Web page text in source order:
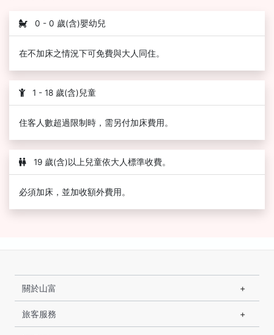
0 - 0 歲(含)嬰幼兒
在不加床之情況下可免費與大人同住。
1 - 18 歲(含)兒童
住客人數超過限制時，需另付加床費用。
19 歲(含)以上兒童依大人標準收費。
必須加床，並加收額外費用。
關於山富
旅客服務